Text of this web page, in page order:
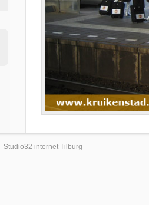
Studio32 internet Tilburg